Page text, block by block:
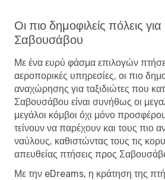
Οι πιο δημοφιλείς πόλεις
Σαβουσάβου
Με ένα ευρύ φάσμα επιλογών
αεροπορικές υπηρεσίες, οι πιο
αναχώρησης για ταξιδιώτες που
Σαβουσάβου είναι συνήθως οι
μεγάλοι κόμβοι όχι μόνο
τείνουν να παρέχουν και τους πιο
ναύλους, καθιστώντας τους τις
απευθείας πτήσεις προς
Με την eDreams, η κράτηση της